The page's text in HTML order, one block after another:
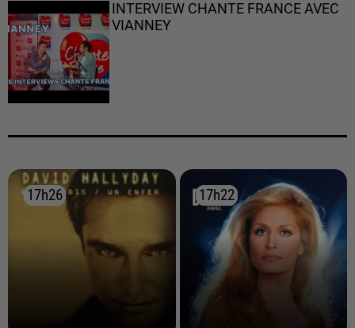
INTERVIEW CHANTE FRANCE AVEC
VIANNEY
17h26
17h26 17h22
17h22